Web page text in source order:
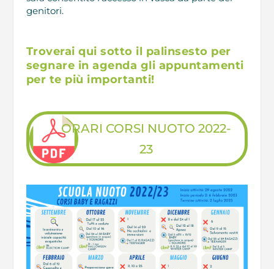
genitori.
Troverai qui sotto il palinsesto per
segnare in agenda gli appuntamenti
per te più importanti!
ORARI CORSI NUOTO 2022-
23